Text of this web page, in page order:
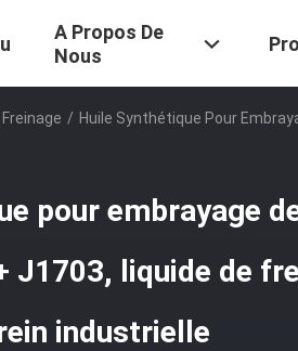
A Propos De
Nous
Freinage / Huile Synthétique Pour
pour embrayage
J1703, liquide de
industrielle